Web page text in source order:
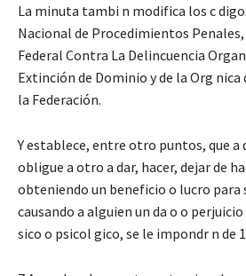
La minuta tambi n modifica los c
Nacional de Procedimientos
Federal Contra La Delincuencia
Extinción de Dominio y de la Org nica
la Federación.
Y establece, entre otro puntos, que a
obligue a otro a dar, hacer, dejar de
obteniendo un beneficio o lucro para
causando a alguien un da o o
sico o psicol gico, se le impondr n de